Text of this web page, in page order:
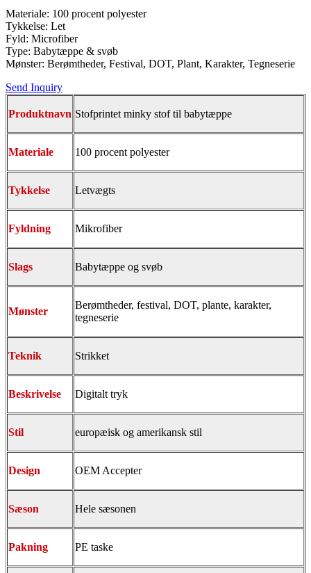
Materiale: 100 procent polyester
Tykkelse: Let
Fyld: Microfiber
Type: Babytæppe & svøb
Mønster: Berømtheder, Festival, DOT, Plant, Karakter, Tegneserie
Send Inquiry
Produktnavn Stofprintet minky stof til babytæppe
Materiale 100 procent polyester
Tykkelse Letvægts
Fyldning Mikrofiber
Slags Babytæppe og svøb
Mønster
Berømtheder, festival, DOT, plante, karakter,
tegneserie
Teknik Strikket
Beskrivelse Digitalt tryk
Stil europæisk og amerikansk stil
Design OEM Accepter
Sæson Hele sæsonen
Pakning PE taske